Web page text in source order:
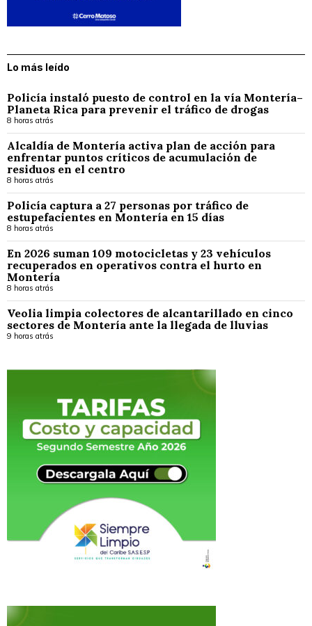
Lo más leído
Policía instaló puesto de control en la vía Montería–
Planeta Rica para prevenir el tráfico de drogas
8 horas atrás
Alcaldía de Montería activa plan de acción para
enfrentar puntos críticos de acumulación de
residuos en el centro
8 horas atrás
Policía captura a 27 personas por tráfico de
estupefacientes en Montería en 15 días
8 horas atrás
En 2026 suman 109 motocicletas y 23 vehículos
recuperados en operativos contra el hurto en
Montería
8 horas atrás
Veolia limpia colectores de alcantarillado en cinco
sectores de Montería ante la llegada de lluvias
9 horas atrás